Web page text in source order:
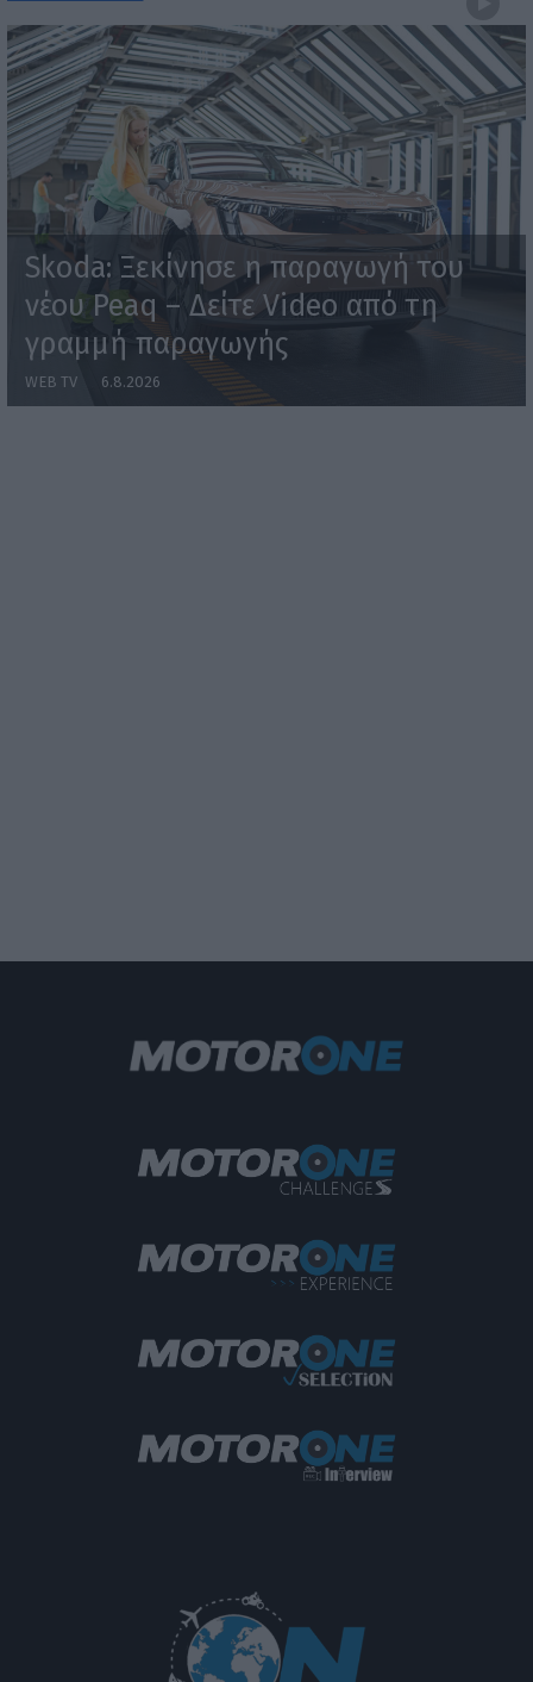
Skoda: Ξεκίνησε η παραγωγή του
νέου Peaq – Δείτε Video από τη
γραμμή παραγωγής
WEB TV 6.8.2026